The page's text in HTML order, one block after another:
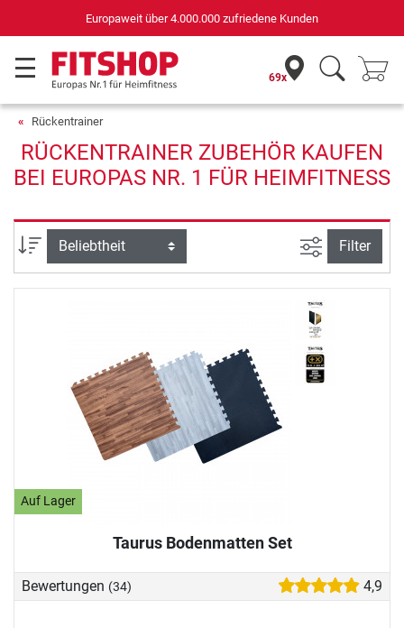
Europaweit über 4.000.000 zufriedene Kunden
69x
Rückentrainer
RÜCKENTRAINER ZUBEHÖR KAUFEN
BEI EUROPAS NR. 1 FÜR HEIMFITNESS
Sortierung Ansicht
Filter
Auf Lager
Taurus Bodenmatten Set
Bewertungen (34) 4,9